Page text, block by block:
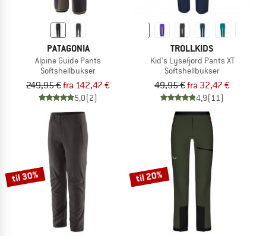
PATAGONIA
Alpine Guide Pants
Softshellbukser
249,95 €fra 142,47 €
5,0(2)
TROLLKIDS
Kid's Lysefjord Pants XT
Softshellbukser
49,95 €fra 32,47 €
4,9(11)
til 30% til 20%